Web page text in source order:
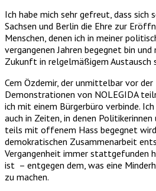
Ich habe mich sehr gefreut, dass sich
Sachsen und Berlin die Ehre zur
Menschen, denen ich in meiner
vergangenen Jahren begegnet bin
Zukunft in relgelmäßigem Austausch
Cem Özdemir, der unmittelbar vor
Demonstrationen von NOLEGIDA
ich mit einem Bürgerbüro verbinde.
auch in Zeiten, in denen Politikerinnen
teils mit offenem Hass begegnet
demokratischen Zusammenarbeit
Vergangenheit immer stattgefunden
ist – entgegen dem, was eine
zu machen.